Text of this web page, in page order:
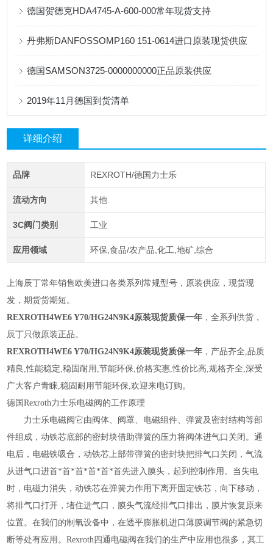
德国贺德克HDA4745-A-600-000常年现货支持
丹弗斯DANFOSSOMP160 151-0614进口原装现货供应
德国SAMSON3725-0000000000正品原装供应
2019年11月德国到货清单
详细介绍
品牌 REXROTH/德国力士乐
流动方向 其他
3C阀门类别 工业
应用领域 环保,食品/农产品,化工,地矿,综合
上海辰丁常年销售欧美进口各类系列常规型号，原装供应，现货现
发，期货货期短。
REXROTH4WE6 Y70/HG24N9K4原装现货质保一年 ，全系列供货，
辰丁只做原装正品。
REXROTH4WE6 Y70/HG24N9K4原装现货质保一年 ，产品齐全,品质
精良,性能稳定,稳固耐用,节能环保,价格实惠,性价比高,规格齐全,深受
广大客户青睐,稳固耐用节能环保,欢迎来电订购。
德国Rexroth力士乐电磁阀的工作原理
力士乐电磁阀它由阀体、阀罩、电磁组件、弹簧及密封结构等部
件组成，动铁芯底部的密封块借助弹簧的压力将阀体进气口关闭。通
电后，电磁铁吸合，动铁芯上部带弹簧的密封块把排气口关闭，气流
从进气口进首*首*首*首*首*首先进入膜头，起到控制作用。当失电
时，电磁力消失，动铁芯在弹簧力作用下离开固定铁芯，向下移动，
将排气口打开，堵住进气口，膜头气流经排气口排出，膜片恢复原来
位置。在我们的制氧设备中，在透平膨胀机进口薄膜调节阀的紧急切
断等处有应用。Rexroth四通电磁阀在我们的生产中应用也很多，其工